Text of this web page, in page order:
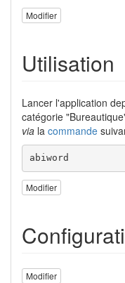
Modifier
Utilisation
Lancer l'application
catégorie
via la commande
abiword
Modifier
Modifier